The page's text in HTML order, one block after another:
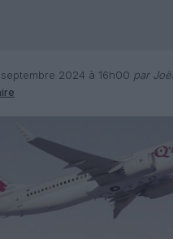
2024 à 16h00 par